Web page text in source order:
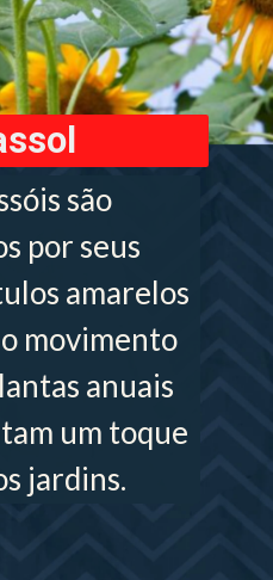
são
por seus
amarelos
movimento
anuais
um toque
jardins.